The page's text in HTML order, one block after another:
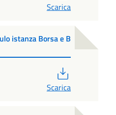
Scarica
istanza Borsa e B
Scarica